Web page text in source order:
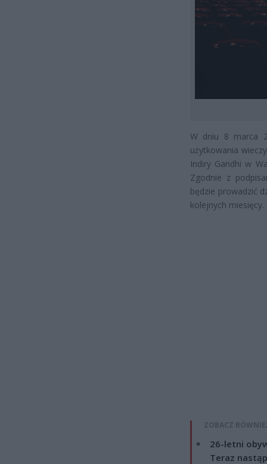
W dniu 8 marca
użytkowania
Indiry Gandhi w
Zgodnie z
będzie prowadzić
kolejnych miesięcy.
ZOBACZ
26-letni
Teraz